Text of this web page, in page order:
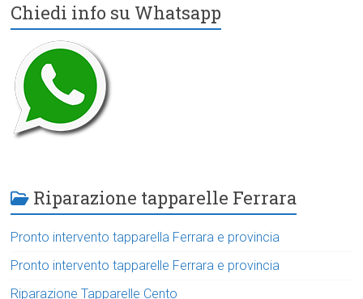
Chiedi info su Whatsapp
Riparazione tapparelle Ferrara
Pronto intervento tapparella Ferrara e provincia
Pronto intervento tapparelle Ferrara e provincia
Riparazione Tapparelle Cento